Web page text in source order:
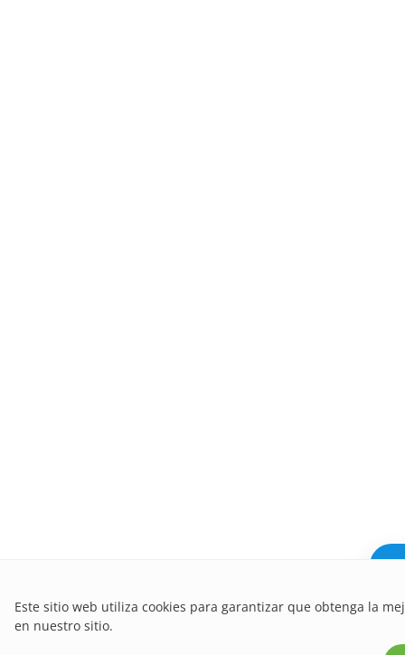
Este sitio web utiliza cookies para garantizar que obtenga la
en nuestro sitio.